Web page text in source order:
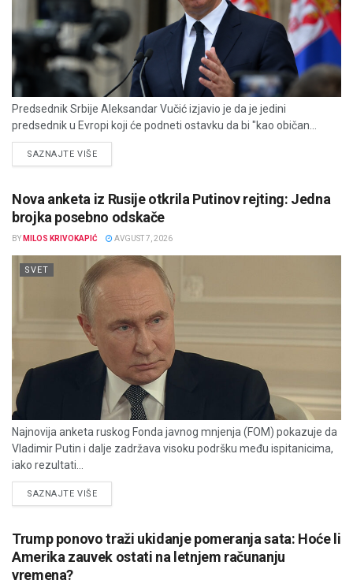
Predsednik Srbije Aleksandar Vučić izjavio je da je jedini
predsednik u Evropi koji će podneti ostavku da bi "kao običan...
SAZNAJTE VIŠEDETAILS
Nova anketa iz Rusije otkrila Putinov rejting: Jedna
brojka posebno odskače
BY MILOS KRIVOKAPIĆ AVGUST 7, 2026
SVET
Najnovija anketa ruskog Fonda javnog mnjenja (FOM) pokazuje da
Vladimir Putin i dalje zadržava visoku podršku među ispitanicima,
iako rezultati...
SAZNAJTE VIŠEDETAILS
Trump ponovo traži ukidanje pomeranja sata: Hoće li
Amerika zauvek ostati na letnjem računanju
vremena?